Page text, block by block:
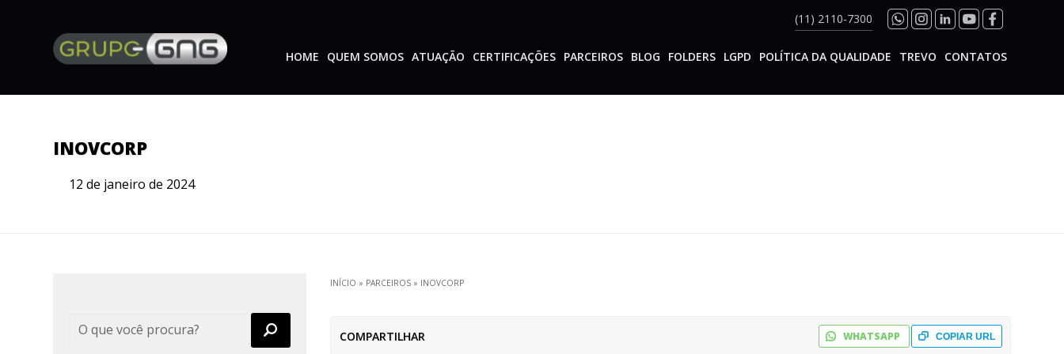
(11) 2110-7300
HOME QUEM SOMOS ATUAÇÃO CERTIFICAÇÕES PARCEIROS BLOG FOLDERS LGPD POLÍTICA DA QUALIDADE TREVO CONTATOS
INOVCORP
12 de janeiro de 2024
INÍCIO » PARCEIROS » INOVCORP
COMPARTILHAR COPIAR URL
WHATSAPP